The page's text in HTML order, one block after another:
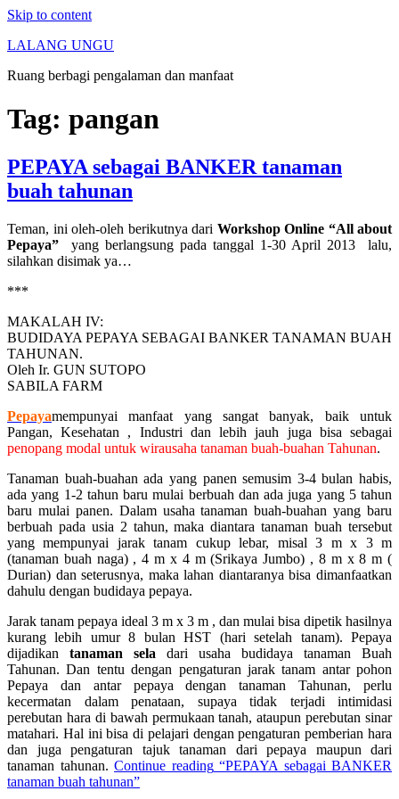
Skip to content
LALANG UNGU
Ruang berbagi pengalaman dan manfaat
Tag: pangan
PEPAYA sebagai BANKER tanaman
buah tahunan
Teman, ini oleh-oleh berikutnya dari Workshop Online “All about
Pepaya”
yang berlangsung pada tanggal 1-30 April 2013 lalu,
silahkan disimak ya…
***
MAKALAH IV:
BUDIDAYA PEPAYA SEBAGAI BANKER TANAMAN BUAH
TAHUNAN.
Oleh Ir. GUN SUTOPO
SABILA FARM
Pepayamempunyai manfaat yang sangat banyak, baik untuk
Pangan, Kesehatan , Industri dan lebih jauh juga bisa sebagai
penopang modal untuk wirausaha tanaman buah-buahan Tahunan.
Tanaman buah-buahan ada yang panen semusim 3-4 bulan habis,
ada yang 1-2 tahun baru mulai berbuah dan ada juga yang 5 tahun
baru mulai panen. Dalam usaha tanaman buah-buahan yang baru
berbuah pada usia 2 tahun, maka diantara tanaman buah tersebut
yang mempunyai jarak tanam cukup lebar, misal 3 m x 3 m
(tanaman buah naga) , 4 m x 4 m (Srikaya Jumbo) , 8 m x 8 m (
Durian) dan seterusnya, maka lahan diantaranya bisa dimanfaatkan
dahulu dengan budidaya pepaya.
Jarak tanam pepaya ideal 3 m x 3 m , dan mulai bisa dipetik hasilnya
kurang lebih umur 8 bulan HST (hari setelah tanam). Pepaya
dijadikan tanaman sela dari usaha budidaya tanaman Buah
Tahunan. Dan tentu dengan pengaturan jarak tanam antar pohon
Pepaya dan antar pepaya dengan tanaman Tahunan, perlu
kecermatan dalam penataan, supaya tidak terjadi intimidasi
perebutan hara di bawah permukaan tanah, ataupun perebutan sinar
matahari. Hal ini bisa di pelajari dengan pengaturan pemberian hara
dan juga pengaturan tajuk tanaman dari pepaya maupun dari
tanaman tahunan. Continue reading“PEPAYA sebagai BANKER
tanaman buah tahunan”